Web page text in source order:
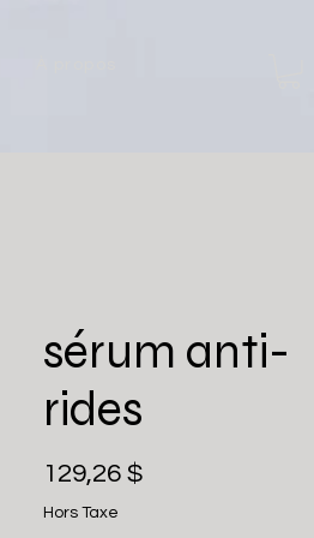
sérum anti-
rides
129,26 $
Hors Taxe